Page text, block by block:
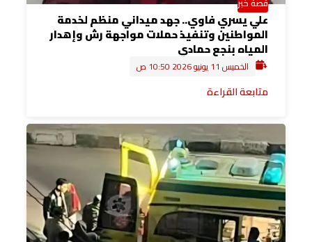
علي يسري فاوي.. جهد ميداني منظم لخدمة
المواطنين وتنفيذ حملات مواجهة رش وإهدار
المياه بنجع حمادي
الخميس 11 يونيو 2026 10:50 ص
متابعة القراءة